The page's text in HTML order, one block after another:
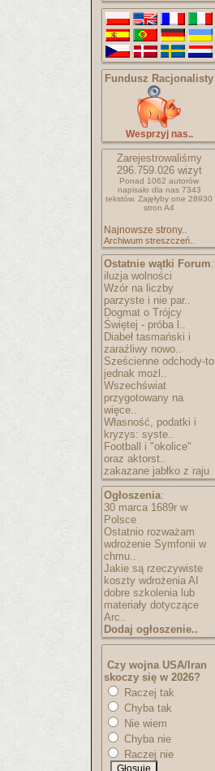
Fundusz Racjonalisty
Wesprzyj nas..
Zarejestrowaliśmy
296.759.026wizyt
Ponad 1062 autorów
napisało dla nas 7343
tekstów. Zajęłyby one 28930
stron A4
Najnowsze strony..
Archiwum streszczeń..
Ostatnie wątki Forum:
iluzja wolności
Wzór na liczby
parzyste i nie par..
Dogmat o Trójcy
Świętej - próba l..
Diabeł tasmański i
zaraźliwy nowo..
Sześcienne odchody-to
jednak możl..
Wszechświat
przygotowany na
więce..
Własność, podatki i
kryzys: syste..
Football i "okolice"
oraz aktorst..
zakazane jabłko z raju
Ogłoszenia:
30 marca 1689r w
Polsce
Ostatnio rozważam
wdrożenie Symfonii w
chmu..
Jakie są rzeczywiste
koszty wdrożenia AI
dobre szkolenia lub
materiały dotyczące
Arc..
Dodaj ogłoszenie..
Czy wojna USA/Iran
skoczy się w 2026?
Raczej tak
Chyba tak
Nie wiem
Chyba nie
Raczej nie